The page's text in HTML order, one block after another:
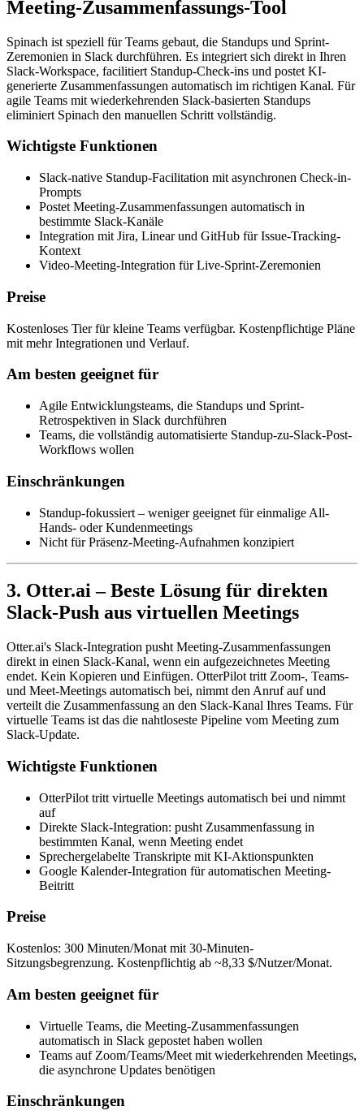
Meeting-Zusammenfassungs-Tool
Spinach ist speziell für Teams gebaut, die Standups und Sprint-
Zeremonien in Slack durchführen. Es integriert sich direkt in Ihren
Slack-Workspace, facilitiert Standup-Check-ins und postet KI-
generierte Zusammenfassungen automatisch im richtigen Kanal. Für
agile Teams mit wiederkehrenden Slack-basierten Standups
eliminiert Spinach den manuellen Schritt vollständig.
Wichtigste Funktionen
Slack-native Standup-Facilitation mit asynchronen Check-in-
Prompts
Postet Meeting-Zusammenfassungen automatisch in
bestimmte Slack-Kanäle
Integration mit Jira, Linear und GitHub für Issue-Tracking-
Kontext
Video-Meeting-Integration für Live-Sprint-Zeremonien
Preise
Kostenloses Tier für kleine Teams verfügbar. Kostenpflichtige Pläne
mit mehr Integrationen und Verlauf.
Am besten geeignet für
Agile Entwicklungsteams, die Standups und Sprint-
Retrospektiven in Slack durchführen
Teams, die vollständig automatisierte Standup-zu-Slack-Post-
Workflows wollen
Einschränkungen
Standup-fokussiert – weniger geeignet für einmalige All-
Hands- oder Kundenmeetings
Nicht für Präsenz-Meeting-Aufnahmen konzipiert
3. Otter.ai – Beste Lösung für direkten
Slack-Push aus virtuellen Meetings
Otter.ai's Slack-Integration pusht Meeting-Zusammenfassungen
direkt in einen Slack-Kanal, wenn ein aufgezeichnetes Meeting
endet. Kein Kopieren und Einfügen. OtterPilot tritt Zoom-, Teams-
und Meet-Meetings automatisch bei, nimmt den Anruf auf und
verteilt die Zusammenfassung an den Slack-Kanal Ihres Teams. Für
virtuelle Teams ist das die nahtloseste Pipeline vom Meeting zum
Slack-Update.
Wichtigste Funktionen
OtterPilot tritt virtuelle Meetings automatisch bei und nimmt
auf
Direkte Slack-Integration: pusht Zusammenfassung in
bestimmten Kanal, wenn Meeting endet
Sprechergelabelte Transkripte mit KI-Aktionspunkten
Google Kalender-Integration für automatischen Meeting-
Beitritt
Preise
Kostenlos: 300 Minuten/Monat mit 30-Minuten-
Sitzungsbegrenzung. Kostenpflichtig ab ~8,33 $/Nutzer/Monat.
Am besten geeignet für
Virtuelle Teams, die Meeting-Zusammenfassungen
automatisch in Slack gepostet haben wollen
Teams auf Zoom/Teams/Meet mit wiederkehrenden Meetings,
die asynchrone Updates benötigen
Einschränkungen